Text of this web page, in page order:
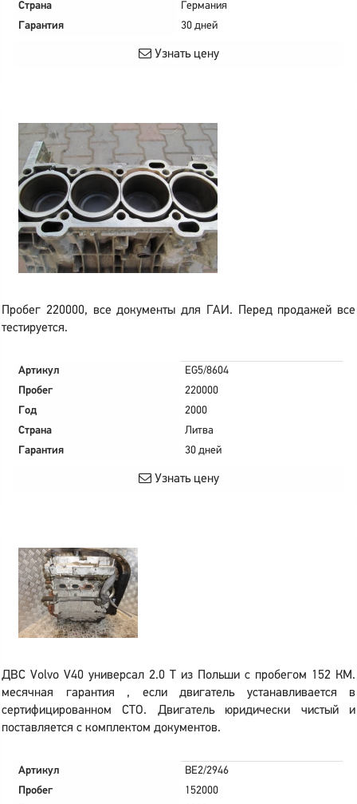
Страна
Германия
Гарантия
30 дней
Узнать цену
Пробег 220000, все документы для ГАИ. Перед продажей все
тестируется.
Артикул
EG5/8604
Пробег
220000
Год
2000
Страна
Литва
Гарантия
30 дней
Узнать цену
ДВС Volvo V40 универсал 2.0 T из Польши с пробегом 152 КМ.
месячная гарантия , если двигатель устанавливается в
сертифицированном СТО. Двигатель юридически чистый и
поставляется с комплектом документов.
Артикул
BE2/2946
Пробег
152000